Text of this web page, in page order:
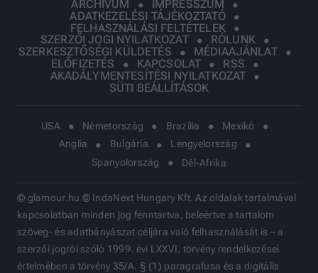
ARCHÍVUM
IMPRESSZUM
ADATKEZELÉSI TÁJÉKOZTATÓ
FELHASZNÁLÁSI FELTÉTELEK
SZERZŐI JOGI NYILATKOZAT
RÓLUNK
SZERKESZTŐSÉGI KÜLDETÉS
MÉDIAAJÁNLAT
ELŐFIZETÉS
KAPCSOLAT
RSS
AKADÁLYMENTESÍTÉSI NYILATKOZAT
SÜTI BEÁLLÍTÁSOK
USA Németország Brazília
Mexikó
Anglia
Bulgária
Lengyelország
Spanyolország
Dél-Afrika
© glamour.hu © IndaNext Hungary Kft. Az oldalak tartalmával
kapcsolatban minden jog fenntartva, beleértve a tartalom
szöveg- és adatbányászat céljára való felhasználását is – a
szerzői jogról szóló 1999. évi LXXVI. törvény rendelkezései
értelmében a törvény 35/A. § (1) paragrafusa és a digitális